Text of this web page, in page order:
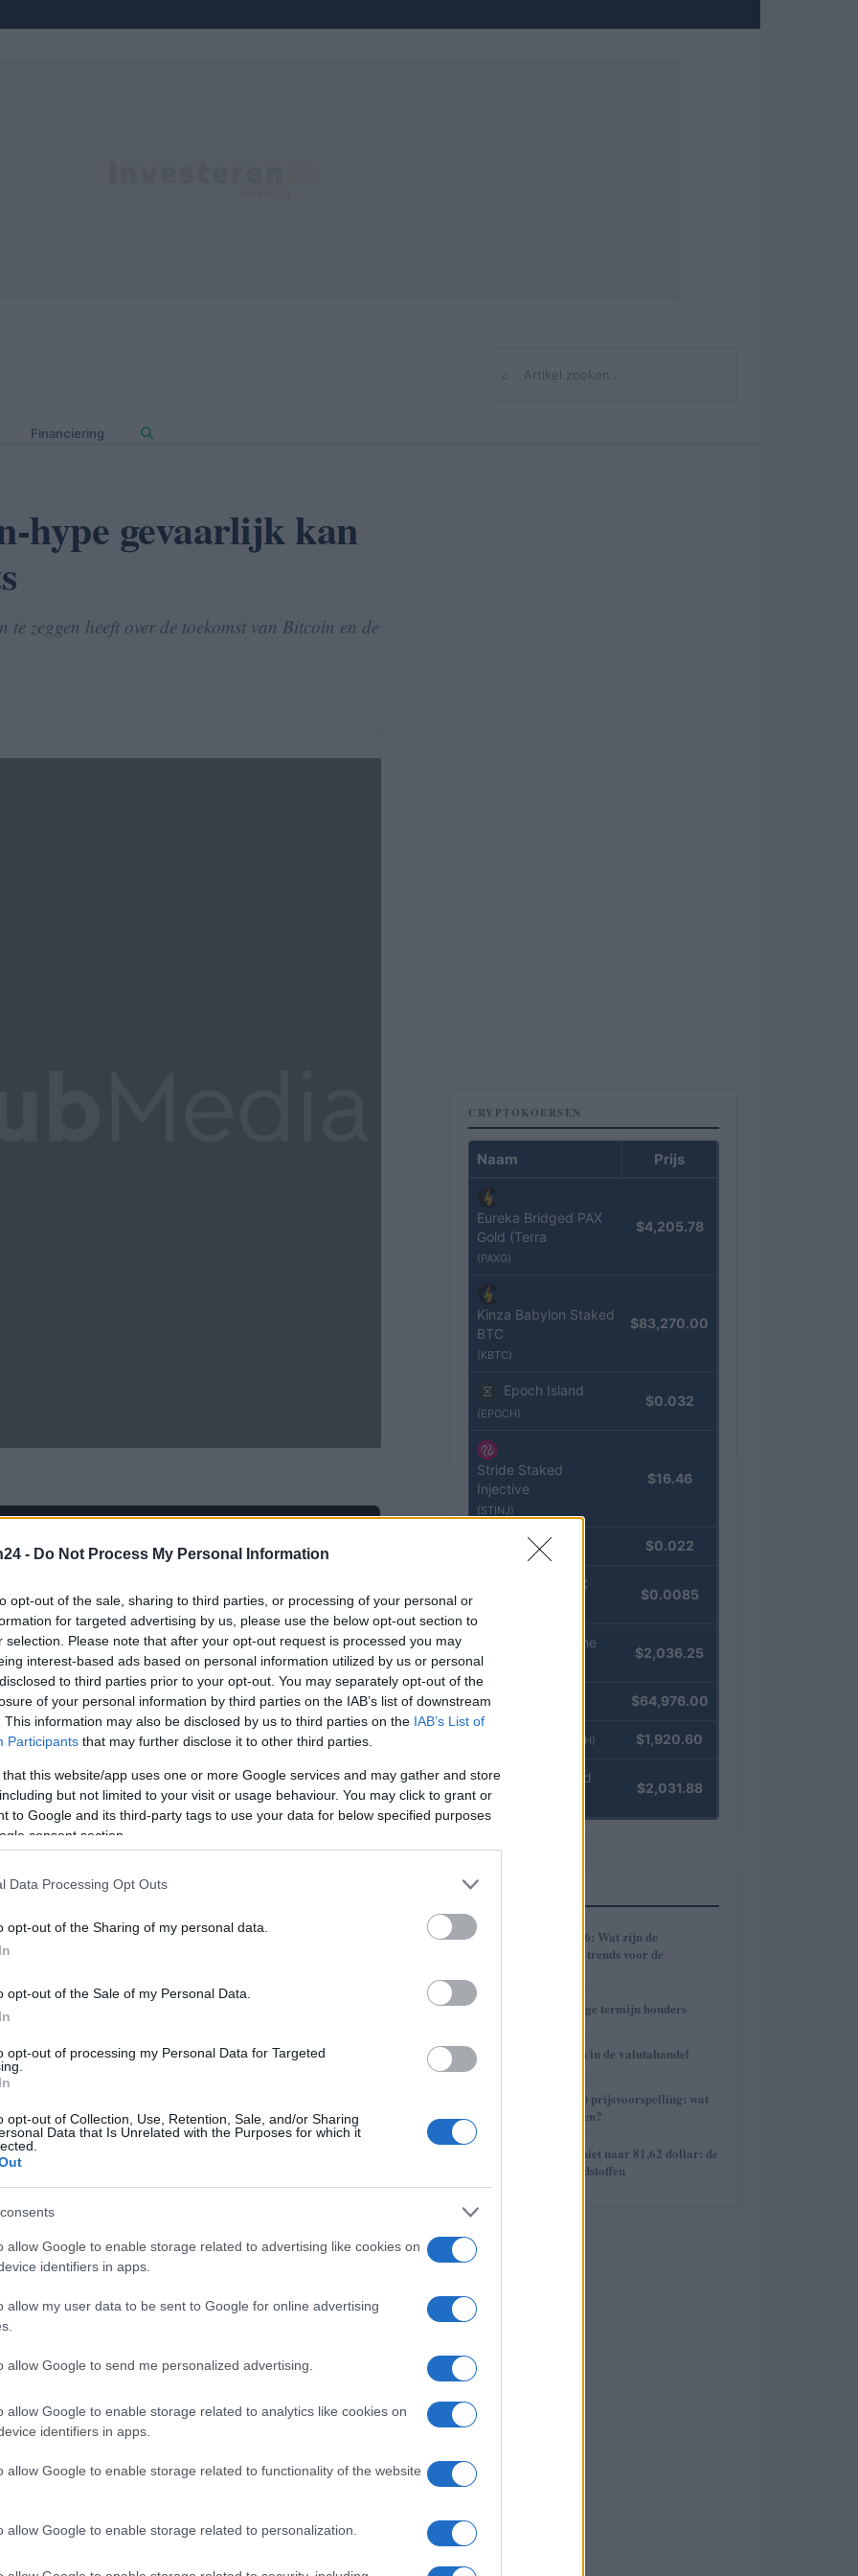
- Do Not Process My Personal Information
opt-out of the sale, sharing to third parties, or processing of your personal or
for targeted advertising by us, please use the below opt-out section to
selection. Please note that after your opt-out request is processed you may
interest-based ads based on personal information utilized by us or personal
to third parties prior to your opt-out. You may separately opt-out of the
of your personal information by third parties on the IAB’s list of downstream
This information may also be disclosed by us to third parties on the IAB’s List of
Participants that may further disclose it to other third parties.
that this website/app uses one or more Google services and may gather and store
but not limited to your visit or usage behaviour. You may click to grant or
to Google and its third-party tags to use your data for below specified purposes
consent section.
Data Processing Opt Outs
opt-out of the Sharing of my personal data.
opt-out of the Sale of my Personal Data.
opt-out of processing my Personal Data for Targeted
opt-out of Collection, Use, Retention, Sale, and/or Sharing
Data that Is Unrelated with the Purposes for which it
allow Google to enable storage related to advertising like cookies on
identifiers in apps.
allow my user data to be sent to Google for online advertising
allow Google to send me personalized advertising.
allow Google to enable storage related to analytics like cookies on
identifiers in apps.
allow Google to enable storage related to functionality of the website
allow Google to enable storage related to personalization.
Zoeken
Financiering
hype gevaarlijk kan
zeggen heeft over de toekomst van Bitcoin en de
POWERED BY Ad Media
Franklin Templeton met een schokkende
die in Bitcoin investeren? Blijf lezen, want de
van Franklin Templeton
zoals Franklin Templeton actief in de crypto-
optimisme, komt het bedrijf met een alarmerend
dat zich in een sterke opwaartse trend bevindt,
investeren. De zorgen draaien om de zogenaamde
Bitcoin te kopen met hun beschikbare
ze Bitcoin kopen, wat hun aandelenkoers tijdelijk
verdwijnt? Franklin Templeton waarschuwt
prijs daalt, kunnen deze bedrijven gedwongen
te ondersteunen. Dit leidt tot een
een negatieve impact op de aandelenprijs. Dit
kan destabiliseren.
CRYPTOKOERSEN
Naam Prijs
Eureka Bridged PAX
Gold (Terra
(PAXG)
$4,205.78
Kinza Babylon Staked
BTC
(KBTC)
$83,270.00
Epoch Island
(EPOCH)
$0.032
Stride Staked
Injective
(STINJ)
$16.46
JDB (JDB) $0.022
FibSwap DEX
$0.0085
kpk ETH Prime
(KPK ETH PRIME)
$2,036.25
$64,976.00
(ETH) $1,920.60
kpk ETH Yield
(KPK ETH YIELD)
$2,031.88
MEEST GELEZEN
1
Cryptomarkt 2026: Wat zijn de
verwachtingen en trends voor de
2 De kracht van lange termijn houders
3 Risico’s en kansen in de valutahandel
Avalanche (AVAX) prijsvoorspelling: wat
staat ons te wachten?
5
Brent olieprijs schiet naar 81,62 dollar: de
week van de grondstoffen